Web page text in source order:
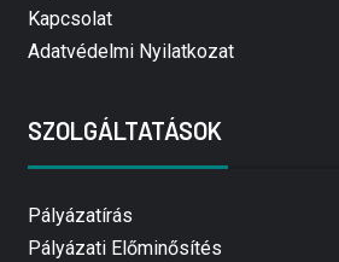
Kapcsolat
Adatvédelmi Nyilatkozat
SZOLGÁLTATÁSOK
Pályázatírás
Pályázati Előminősítés